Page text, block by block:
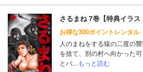
さるまね 7巻【特典イラス
お得な300ポイントレンタル
人のまねをする猿の二度の
を捨て、別の村へ向かった
とバ...もっと読む